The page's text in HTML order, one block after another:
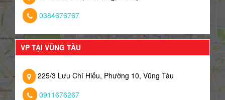
0384676767
VP TẠI VŨNG TÀU
225/3 Lưu Chí Hiếu, Phường 10, Vũng Tàu
0911676267